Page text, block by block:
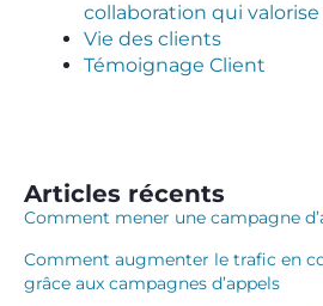
collaboration qui
Vie des clients
Témoignage Client
Articles récents
Comment mener une campagne
Comment augmenter le trafic en
grâce aux campagnes d’appels